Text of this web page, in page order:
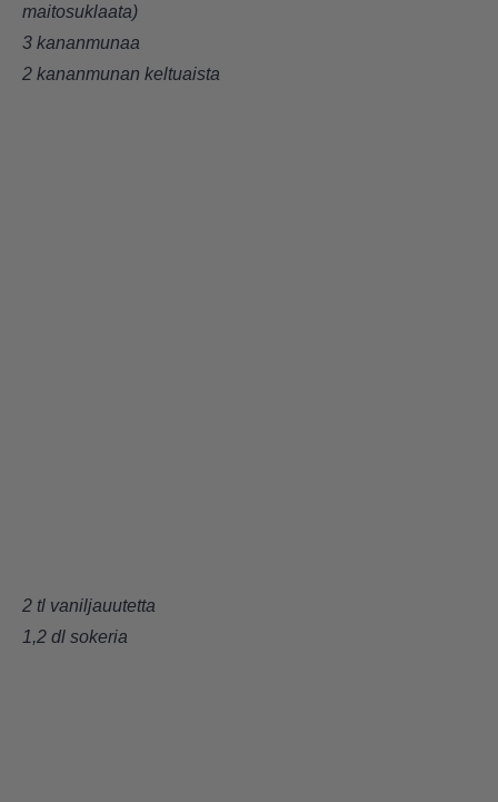
maitosuklaata)
3 kananmunaa
2 kananmunan keltuaista
2 tl vaniljauutetta
1,2 dl sokeria